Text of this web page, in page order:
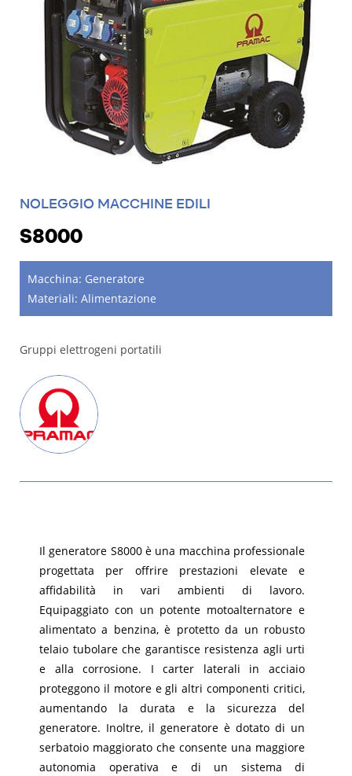
NOLEGGIO MACCHINE EDILI
S8000
Macchina: Generatore
Materiali: Alimentazione
Gruppi elettrogeni portatili
Il generatore S8000 è una macchina professionale
progettata per offrire prestazioni elevate e
affidabilità in vari ambienti di lavoro.
Equipaggiato con un potente motoalternatore e
alimentato a benzina, è protetto da un robusto
telaio tubolare che garantisce resistenza agli urti
e alla corrosione. I carter laterali in acciaio
proteggono il motore e gli altri componenti critici,
aumentando la durata e la sicurezza del
generatore. Inoltre, il generatore è dotato di un
serbatoio maggiorato che consente una maggiore
autonomia operativa e di un sistema di